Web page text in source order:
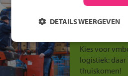
Jouw
Kies voor
logistiek:
thuiskomen!
DETAILS WEERGEVEN